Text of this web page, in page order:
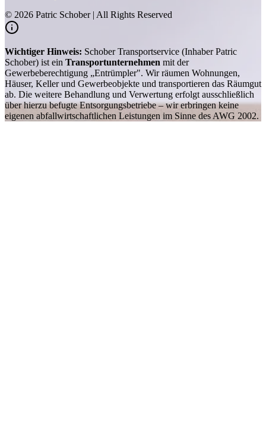
© 2026 Patric Schober | All Rights Reserved
Wichtiger Hinweis: Schober Transportservice (Inhaber Patric
Schober) ist ein Transportunternehmen mit der
Gewerbeberechtigung „Entrümpler". Wir räumen Wohnungen,
Häuser, Keller und Gewerbeobjekte und transportieren das Räumgut
ab. Die weitere Behandlung und Verwertung erfolgt ausschließlich
über hierzu befugte Entsorgungsbetriebe – wir erbringen keine
eigenen abfallwirtschaftlichen Leistungen im Sinne des AWG 2002.